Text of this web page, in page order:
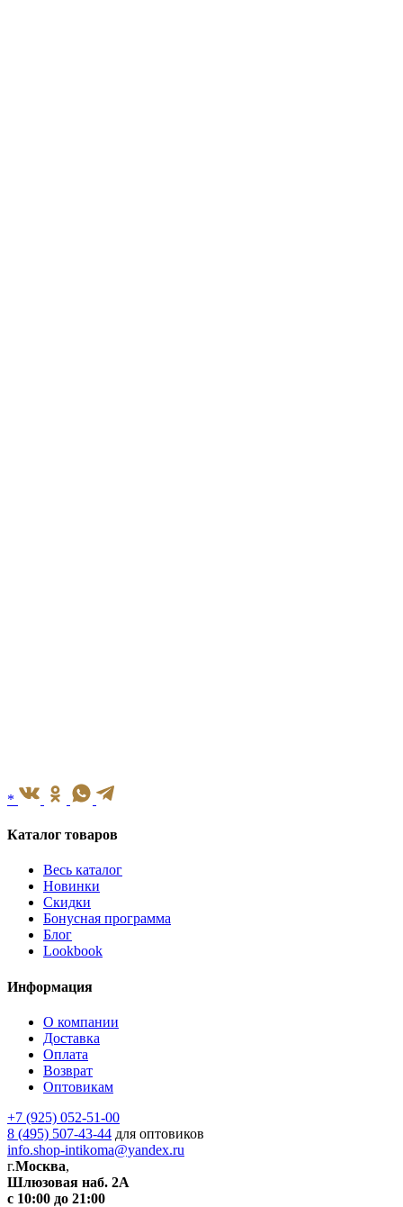
*
Каталог товаров
Весь каталог
Новинки
Скидки
Бонусная программа
Блог
Lookbook
Информация
О компании
Доставка
Оплата
Возврат
Оптовикам
+7 (925) 052-51-00
8 (495) 507-43-44 для оптовиков
info.shop-intikoma@yandex.ru
г.Москва,
Шлюзовая наб. 2А
с 10:00 до 21:00